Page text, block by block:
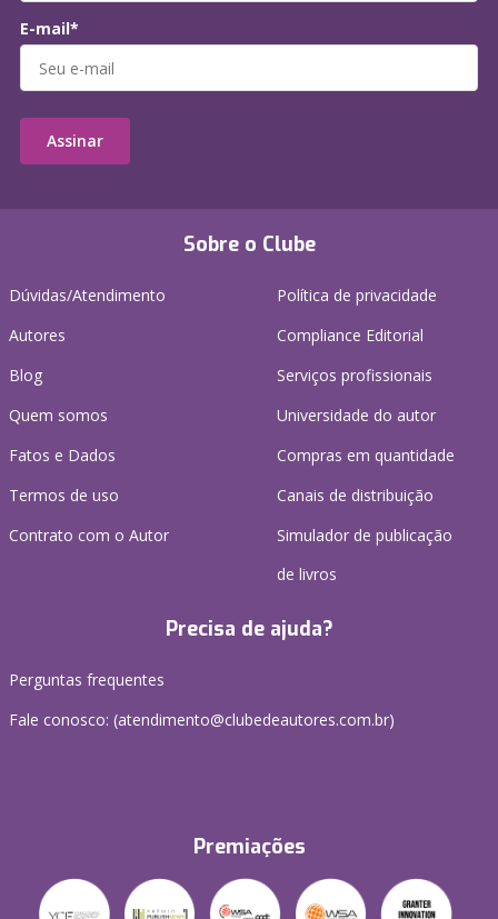
Sobre o Clube
Dúvidas/Atendimento
Autores
Blog
Quem somos
Fatos e Dados
Termos de uso
Contrato com o Autor
Política de privacidade
Compliance Editorial
Serviços profissionais
Universidade do autor
Compras em quantidade
Canais de distribuição
Simulador de publicação
de livros
Precisa de ajuda?
Perguntas frequentes
Fale conosco: (atendimento@clubedeautores.com.br)
Premiações
E-mail*
Assinar